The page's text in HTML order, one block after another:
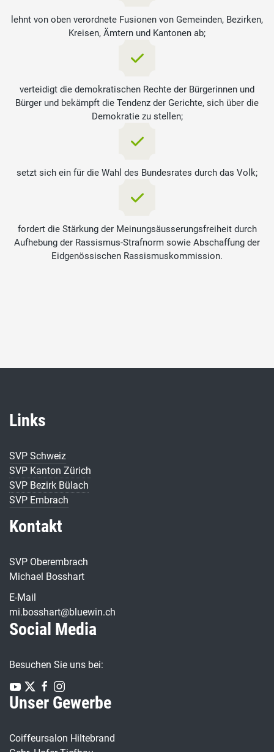
lehnt von oben verordnete Fusionen von Gemeinden, Bezirken,
Kreisen, Ämtern und Kantonen ab;
verteidigt die demokratischen Rechte der Bürgerinnen und
Bürger und bekämpft die Tendenz der Gerichte, sich über die
Demokratie zu stellen;
setzt sich ein für die Wahl des Bundesrates durch das Volk;
fordert die Stärkung der Meinungsäusserungsfreiheit durch
Aufhebung der Rassismus-Strafnorm sowie Abschaffung der
Eidgenössischen Rassismuskommission.
Links
SVP Schweiz
SVP Kanton Zürich
SVP Bezirk Bülach
SVP Embrach
Kontakt
SVP Oberembrach
Michael Bosshart
E-Mail
mi.bosshart@bluewin.ch
Social Media
Besuchen Sie uns bei:
Unser Gewerbe
Coiffeursalon Hiltebrand